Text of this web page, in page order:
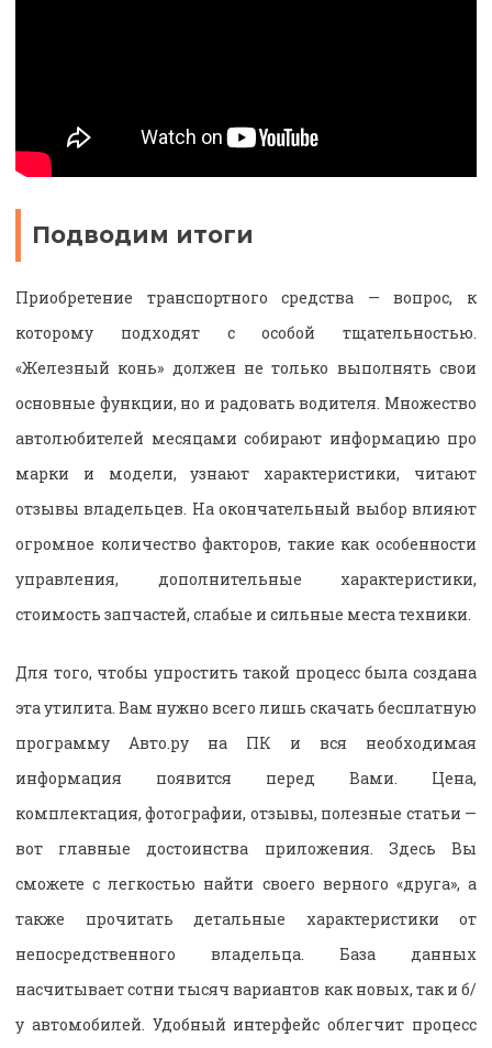
Подводим итоги
Приобретение транспортного средства — вопрос, к
которому подходят с особой тщательностью.
«Железный конь» должен не только выполнять свои
основные функции, но и радовать водителя. Множество
автолюбителей месяцами собирают информацию про
марки и модели, узнают характеристики, читают
отзывы владельцев. На окончательный выбор влияют
огромное количество факторов, такие как особенности
управления, дополнительные характеристики,
стоимость запчастей, слабые и сильные места техники.
Для того, чтобы упростить такой процесс была создана
эта утилита. Вам нужно всего лишь скачать бесплатную
программу Авто.ру на ПК и вся необходимая
информация появится перед Вами. Цена,
комплектация, фотографии, отзывы, полезные статьи —
вот главные достоинства приложения. Здесь Вы
сможете с легкостью найти своего верного «друга», а
также прочитать детальные характеристики от
непосредственного владельца. База данных
насчитывает сотни тысяч вариантов как новых, так и б/
у автомобилей. Удобный интерфейс облегчит процесс